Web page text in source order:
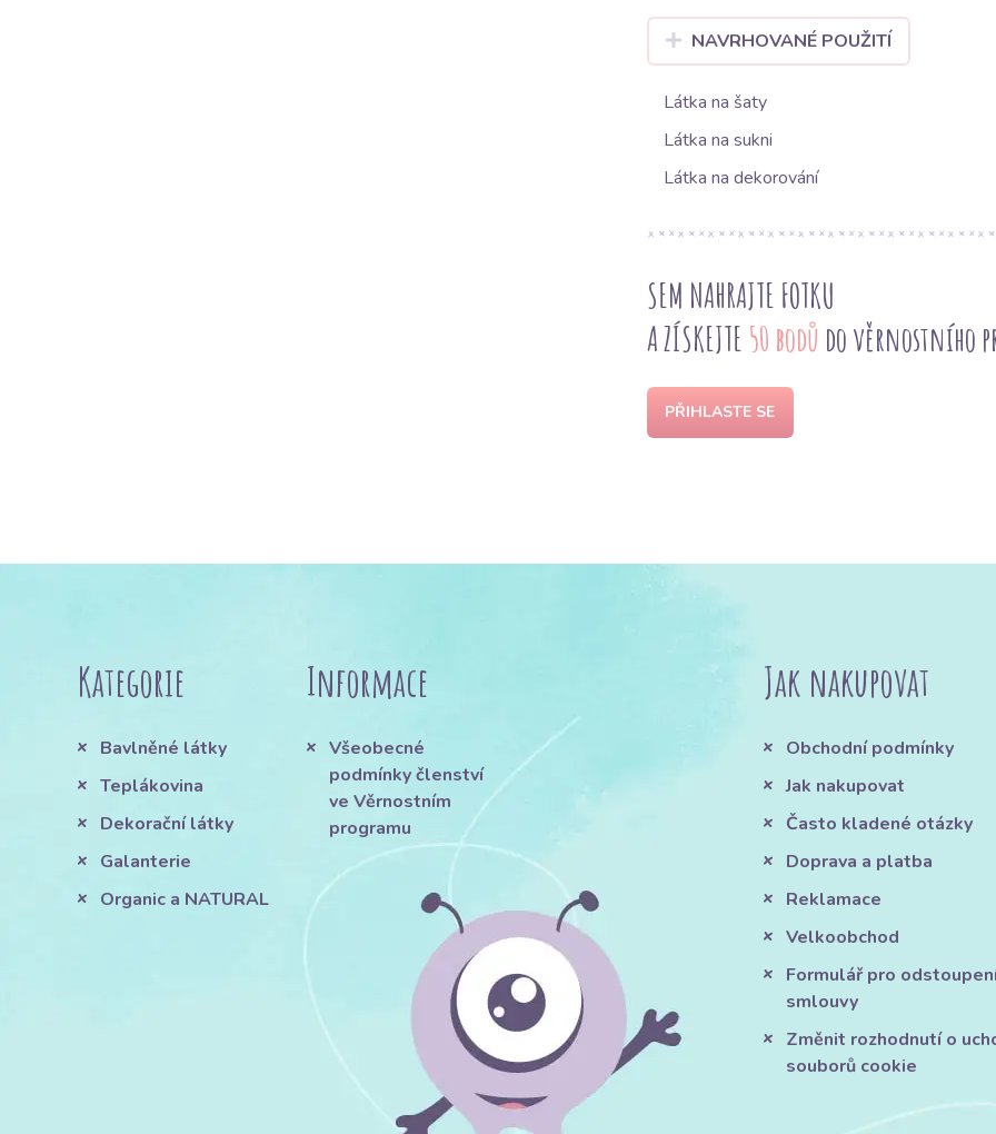
NAVRHOVANÉ POUŽITÍ
Látka na šaty
Látka na sukni
Látka na dekorování
SEM NAHRAJTE FOTKU
A ZÍSKEJTE 50 bodů do věrnostního
PŘIHLASTE SE
Kategorie
Bavlněné látky
Teplákovina
Dekorační látky
Galanterie
Organic a NATURAL
Informace
Všeobecné
podmínky členství
ve Věrnostním
programu
Jak nakupovat
Obchodní podmínky
Jak nakupovat
Často kladené otázky
Doprava a platba
Reklamace
Velkoobchod
Formulář pro
smlouvy
Změnit rozhodnutí o
souborů cookie